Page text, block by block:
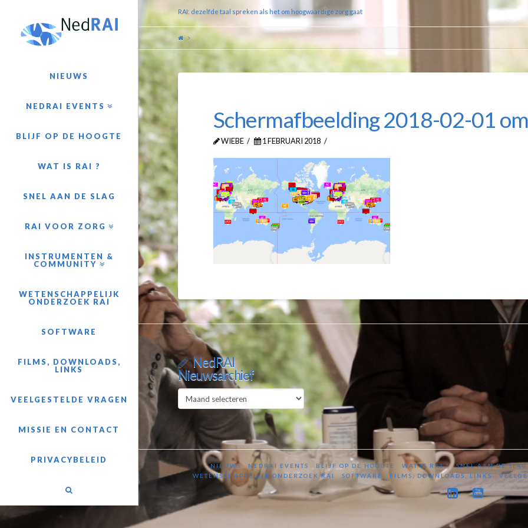
RAI: dezelfde taal spreken als het om hoogwaardige zorg gaat
NIEUWS
NEDRAI EVENTS
BLIJF OP DE HOOGTE
WAT IS RAI ?
SNEL AAN DE SLAG
RAI VOOR ZORG
INSTRUMENTEN &
COMMUNITY
WETENSCHAPPELIJK
ONDERZOEK RAI
SOFTWARE
FILMS, DOWNLOADS,
LINKS
VEELGESTELDE VRAGEN
MISSIE EN CONTACT
PRIVACYBELEID
Schermafbeelding 2018-02-01
WIEBE 1 FEBRUARI 2018
NedRAI
Nieuwsarchief
NedRAI
Nieuwsarchief
NIEUWS NEDRAI EVENTS BLIJF OP DE HOOGTE WAT IS RAI ? SNEL AAN DE SLAG
WETENSCHAPPELIJK ONDERZOEK RAI
SOFTWARE FILMS, DOWNLOADS, LINKS